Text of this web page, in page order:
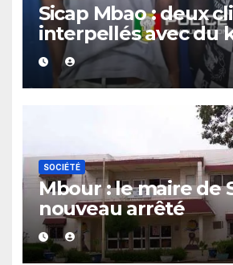
Sicap Mbao : deux
interpellés avec du
d’un contrôle de
un bar
SOCIÉTÉ
Mbour : le maire de
nouveau arrêté